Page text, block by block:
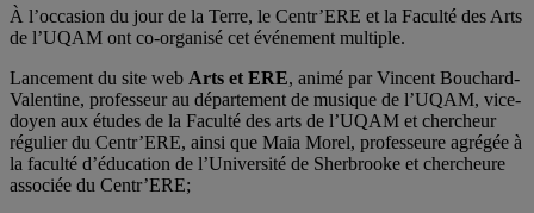
À l’occasion du jour de la Terre, le Centr’ERE et la Faculté des Arts
de l’UQAM ont co-organisé cet événement multiple.
Lancement du site web Arts et ERE, animé par Vincent Bouchard-
Valentine, professeur au département de musique de l’UQAM, vice-
doyen aux études de la Faculté des arts de l’UQAM et chercheur
régulier du Centr’ERE, ainsi que Maia Morel, professeure agrégée à
la faculté d’éducation de l’Université de Sherbrooke et chercheure
associée du Centr’ERE;